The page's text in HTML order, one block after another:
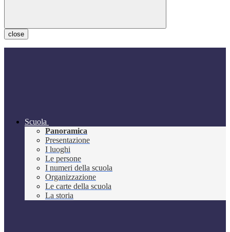
close
Scuola
Panoramica
Presentazione
I luoghi
Le persone
I numeri della scuola
Organizzazione
Le carte della scuola
La storia